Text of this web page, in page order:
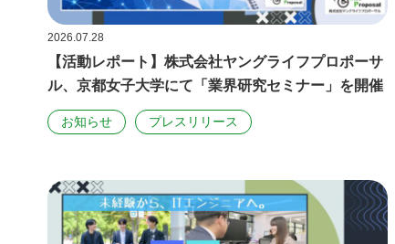
2026.07.28
【活動レポート】株式会社ヤングライフプロポーサ
ル、京都女子大学にて「業界研究セミナー」を開催
お知らせ​ プレスリリース